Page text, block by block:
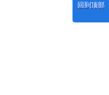
回到顶部